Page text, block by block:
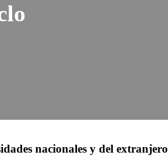
nacionales y del extranjero